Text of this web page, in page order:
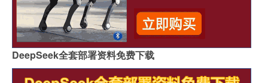
DeepSeek全套部署资料免费下载